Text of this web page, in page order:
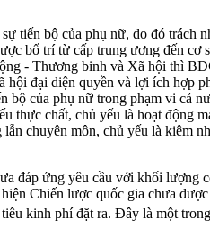
tiến bộ của phụ nữ, do đó trách
bố trí từ cấp trung ương đến cơ
- Thương binh và Xã hội thì
đại diện quyền và lợi ích hợp
của phụ nữ trong phạm vi cả
chất, chủ yếu là hoạt động
chuyên môn, chủ yếu là kiêm
đáp ứng yêu cầu với khối lượng
Chiến lược quốc gia chưa
kinh phí đặt ra. Đây là một